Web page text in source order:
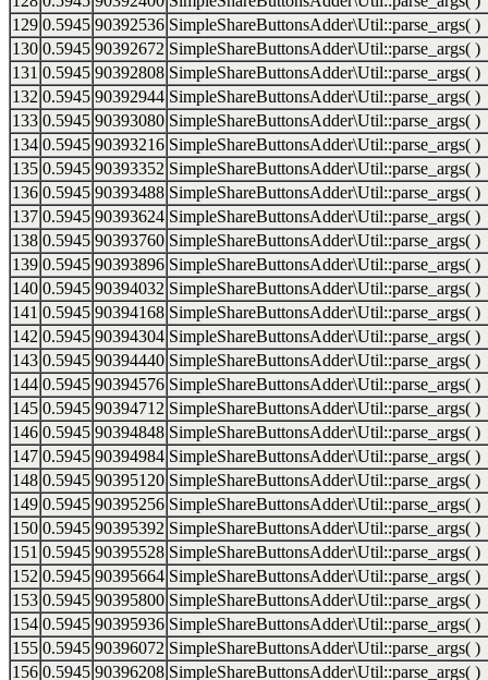
129 0.5945 90392536 SimpleShareButtonsAdder\Util::parse_args( )
130 0.5945 90392672 SimpleShareButtonsAdder\Util::parse_args( )
131 0.5945 90392808 SimpleShareButtonsAdder\Util::parse_args( )
132 0.5945 90392944 SimpleShareButtonsAdder\Util::parse_args( )
133 0.5945 90393080 SimpleShareButtonsAdder\Util::parse_args( )
134 0.5945 90393216 SimpleShareButtonsAdder\Util::parse_args( )
135 0.5945 90393352 SimpleShareButtonsAdder\Util::parse_args( )
136 0.5945 90393488 SimpleShareButtonsAdder\Util::parse_args( )
137 0.5945 90393624 SimpleShareButtonsAdder\Util::parse_args( )
138 0.5945 90393760 SimpleShareButtonsAdder\Util::parse_args( )
139 0.5945 90393896 SimpleShareButtonsAdder\Util::parse_args( )
140 0.5945 90394032 SimpleShareButtonsAdder\Util::parse_args( )
141 0.5945 90394168 SimpleShareButtonsAdder\Util::parse_args( )
142 0.5945 90394304 SimpleShareButtonsAdder\Util::parse_args( )
143 0.5945 90394440 SimpleShareButtonsAdder\Util::parse_args( )
144 0.5945 90394576 SimpleShareButtonsAdder\Util::parse_args( )
145 0.5945 90394712 SimpleShareButtonsAdder\Util::parse_args( )
146 0.5945 90394848 SimpleShareButtonsAdder\Util::parse_args( )
147 0.5945 90394984 SimpleShareButtonsAdder\Util::parse_args( )
148 0.5945 90395120 SimpleShareButtonsAdder\Util::parse_args( )
149 0.5945 90395256 SimpleShareButtonsAdder\Util::parse_args( )
150 0.5945 90395392 SimpleShareButtonsAdder\Util::parse_args( )
151 0.5945 90395528 SimpleShareButtonsAdder\Util::parse_args( )
152 0.5945 90395664 SimpleShareButtonsAdder\Util::parse_args( )
153 0.5945 90395800 SimpleShareButtonsAdder\Util::parse_args( )
154 0.5945 90395936 SimpleShareButtonsAdder\Util::parse_args( )
155 0.5945 90396072 SimpleShareButtonsAdder\Util::parse_args( )
156 0.5945 90396208 SimpleShareButtonsAdder\Util::parse_args( )